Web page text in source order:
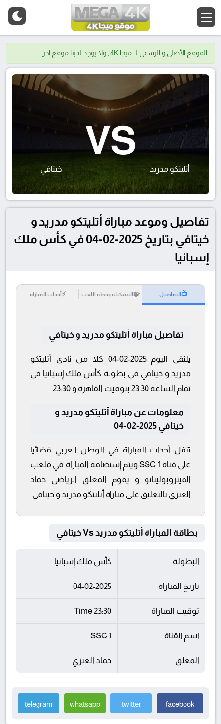
الموقع الأصلي و الرسمي لــ ميجا 4K , ولا يوجد لدينا موقع اخر.
أتليتكو مدريد
VS
خيتافي
تفاصيل وموعد مباراة أتليتكو مدريد و
خيتافي بتاريخ 2025-02-04 في كأس ملك
إسبانيا
📺التفاصيل 🧩التشكيلة وخطة اللعب ⚡أحداث المباراة
تفاصيل مباراة أتليتكو مدريد و خيتافي
يلتقى اليوم 2025-02-04 كلا من نادى أتليتكو
مدريد و خيتافي فى بطولة كأس ملك إسبانيا فى
تمام الساعة 23:30 بتوقيت القاهرة و 23:30.
معلومات عن مباراة أتليتكو مدريد و
خيتافي 2025-02-04
تنقل أحداث المباراة في الوطن العربي فضائيا
على قناة SSC 1 ويتم إستضافة المباراة في ملعب
الميتروبوليتانو و يقوم المعلق الرياضى حماد
العنزي بالتعليق على مباراة أتليتكو مدريد و خيتافي
بطاقة المباراة أتليتكو مدريد Vs خيتافي
البطولة كأس ملك إسبانيا
تاريخ المباراة 04-02-2025
توقيت المباراة 23:30 Time
اسم القناة SSC 1
المعلق حماد العنزي
facebook
twitter
whatsapp
telegram